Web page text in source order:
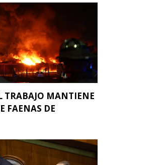
TRABAJO MANTIENE
FAENAS DE